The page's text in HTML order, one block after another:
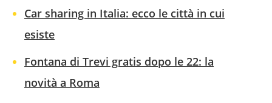
Car sharing in Italia: ecco le città in cui
esiste
Fontana di Trevi gratis dopo le 22: la
novità a Roma